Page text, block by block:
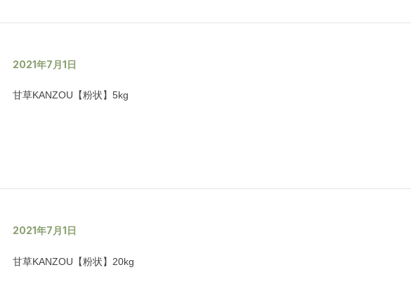
2021年7月1日
甘草KANZOU【粉状】5kg
2021年7月1日
甘草KANZOU【粉状】20kg